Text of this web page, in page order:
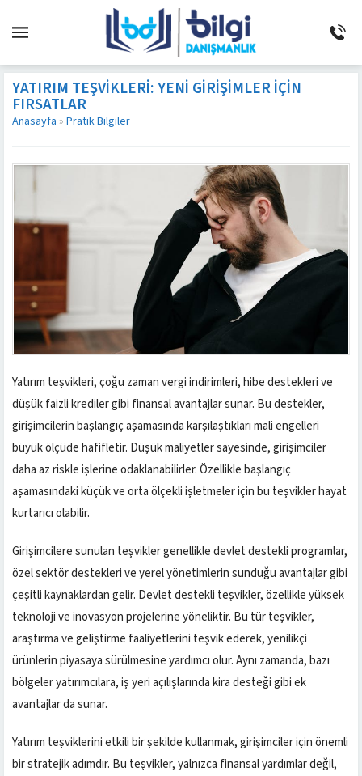
YATIRIM TEŞVIKLERI: YENI GIRIŞIMLER İÇIN
FIRSATLAR
Anasayfa » Pratik Bilgiler
Yatırım teşvikleri, çoğu zaman vergi indirimleri, hibe destekleri ve
düşük faizli krediler gibi finansal avantajlar sunar. Bu destekler,
girişimcilerin başlangıç aşamasında karşılaştıkları mali engelleri
büyük ölçüde hafifletir. Düşük maliyetler sayesinde, girişimciler
daha az riskle işlerine odaklanabilirler. Özellikle başlangıç
aşamasındaki küçük ve orta ölçekli işletmeler için bu teşvikler hayat
kurtarıcı olabilir.
Girişimcilere sunulan teşvikler genellikle devlet destekli programlar,
özel sektör destekleri ve yerel yönetimlerin sunduğu avantajlar gibi
çeşitli kaynaklardan gelir. Devlet destekli teşvikler, özellikle yüksek
teknoloji ve inovasyon projelerine yöneliktir. Bu tür teşvikler,
araştırma ve geliştirme faaliyetlerini teşvik ederek, yenilikçi
ürünlerin piyasaya sürülmesine yardımcı olur. Aynı zamanda, bazı
bölgeler yatırımcılara, iş yeri açılışlarında kira desteği gibi ek
avantajlar da sunar.
Yatırım teşviklerini etkili bir şekilde kullanmak, girişimciler için önemli
bir stratejik adımdır. Bu teşvikler, yalnızca finansal yardımlar değil,